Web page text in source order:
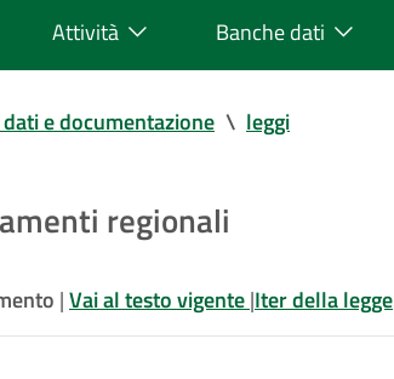
Attività Banche dati
e documentazione \ leggi
regionali
|Vai al testo vigente|Iter della legge